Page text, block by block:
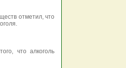
отметил, что
что алкоголь